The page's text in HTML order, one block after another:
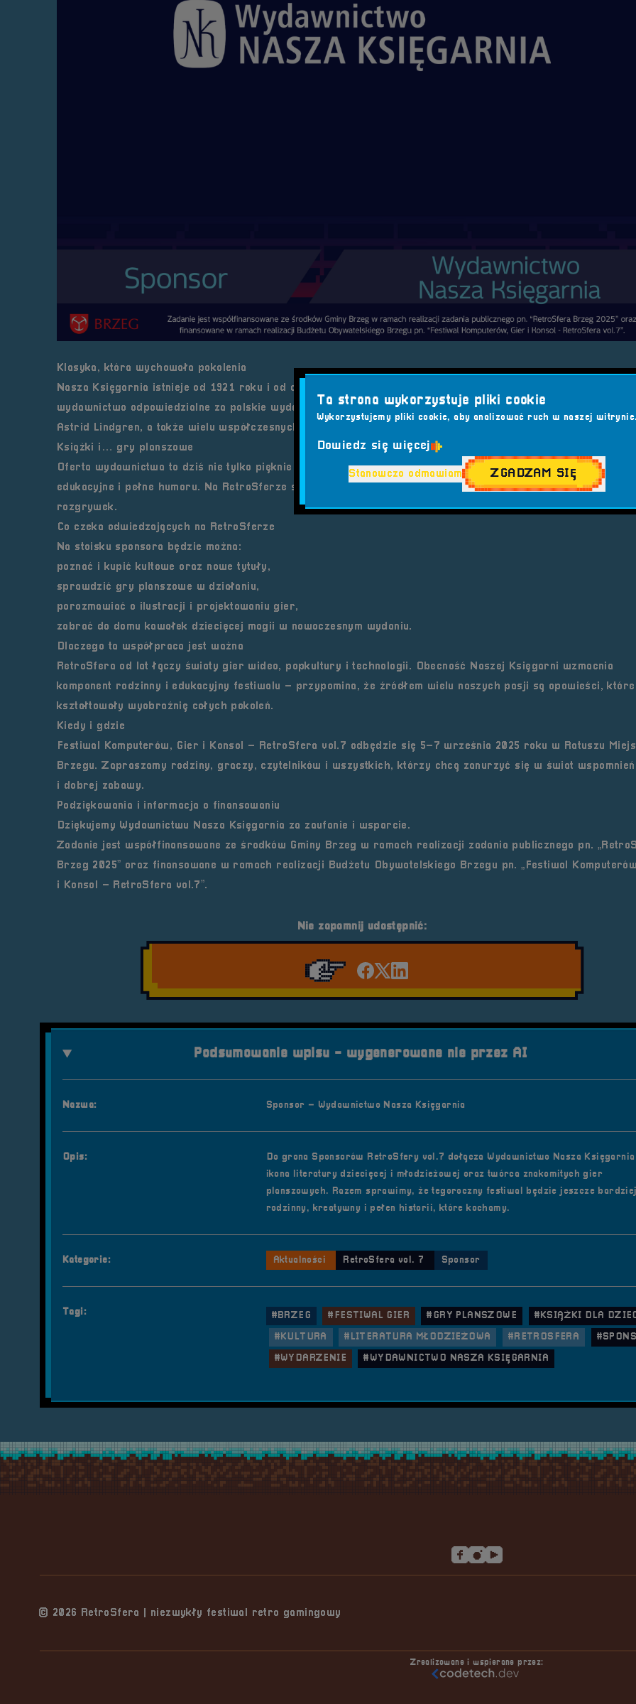
Klasyka, która wychowała pokolenia
Nasza Księgarnia istnieje od 1921 roku i od dekad dostarcza czytelnikom najwyższej jakości literaturę. To
wydawnictwo odpowiedzialne za polskie wydania takich klasyków jak „Kubuś Puchatek”, „Muminki” czy książki
Astrid Lindgren, a także wielu współczesnych bestsellerów dla najmłodszych i młodzieży.
Książki i… gry planszowe
Oferta wydawnictwa to dziś nie tylko pięknie ilustrowane tytuły, lecz także cenione gry planszowe –
edukacyjne i pełne humoru. Na RetroSferze spotkacie oba światy: literackie perełki oraz stoły do
rozgrywek.
Co czeka odwiedzających na RetroSferze
Na stoisku sponsora będzie można:
poznać i kupić kultowe oraz nowe tytuły,
sprawdzić gry planszowe w działaniu,
porozmawiać o ilustracji i projektowaniu gier,
zabrać do domu kawałek dziecięcej magii w nowoczesnym wydaniu.
Dlaczego ta współpraca jest ważna
RetroSfera od lat łączy światy gier wideo, popkultury i technologii. Obecność Naszej Księgarni wzmacnia
komponent rodzinny i edukacyjny festiwalu – przypomina, że źródłem wielu naszych pasji są opowieści, które
kształtowały wyobraźnię całych pokoleń.
Kiedy i gdzie
Festiwal Komputerów, Gier i Konsol – RetroSfera vol.7 odbędzie się 5–7 września 2025 roku w Ratuszu
Brzegu. Zapraszamy rodziny, graczy, czytelników i wszystkich, którzy chcą zanurzyć się w świat
i dobrej zabawy.
Podziękowania i informacja o finansowaniu
Dziękujemy Wydawnictwu Nasza Księgarnia za zaufanie i wsparcie.
Zadanie jest współfinansowane ze środków Gminy Brzeg w ramach realizacji zadania publicznego pn.
Brzeg 2025” oraz finansowane w ramach realizacji Budżetu Obywatelskiego Brzegu pn. „Festiwal
i Konsol – RetroSfera vol.7”.
Nie zapomnij udostępnić:
Udostępnij na facebook'u
Udostępnij na Twiterze
Udostępnij na LinkedIn
Podsumowanie wpisu - wygenerowane nie przez AI
Nazwa: Sponsor – Wydawnictwo Nasza Księgarnia
Opis:
Do grona Sponsorów RetroSfery vol.7 dołącza Wydawnictwo Nasza
ikona literatury dziecięcej i młodzieżowej oraz twórca znakomitych gier
planszowych. Razem sprawimy, że tegoroczny festiwal będzie jeszcze
rodzinny, kreatywny i pełen historii, które kochamy.
Kategorie: Aktualności RetroSfera vol. 7 Sponsor
Tagi: #BRZEG #FESTIWAL GIER #GRY PLANSZOWE
#KSIĄŻKI DLA
#KULTURA
#LITERATURA MŁODZIEŻOWA #RETROSFERA
#WYDARZENIE
#WYDAWNICTWO NASZA KSIĘGARNIA
© 2026 RetroSfera | niezwykły festiwal retro gamingowy
Zrealizowane i wspierane przez:
Ta strona wykorzystuje pliki cookie
Wykorzystujemy pliki cookie, aby analizować ruch w naszej
Dowiedz się więcej
Stanowczo odmawiam ZGADZAM SIĘ